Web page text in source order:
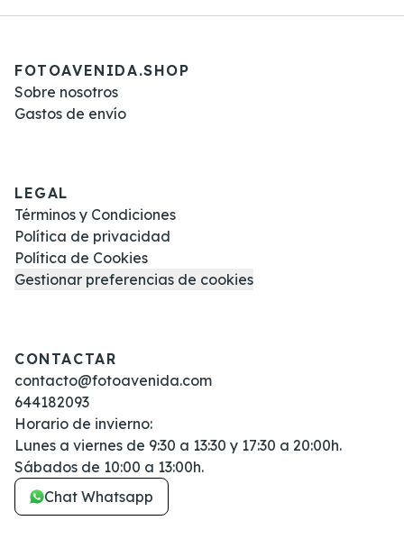
FOTOAVENIDA.SHOP
Sobre nosotros
Gastos de envío
LEGAL
Términos y Condiciones
Política de privacidad
Política de Cookies
Gestionar preferencias de cookies
CONTACTAR
contacto@fotoavenida.com
644182093
Horario de invierno:
Lunes a viernes de 9:30 a 13:30 y 17:30 a 20:00h.
Sábados de 10:00 a 13:00h.
Chat Whatsapp